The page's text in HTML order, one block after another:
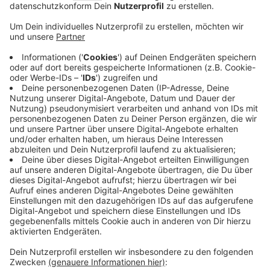
Leverkusen.
Veröffentlicht:Montag, 05.09.2022 06:41
Anzeige
Sie sind mit einer elektro-hydraulischen Trage und
einem luftgefederten Tragetisch ausgestattet und
sind komplett baugleich. Das macht es den
Mitarbeitern des Rettungsdienstes sehr viel einfacher,
denn sie können ohne Einweisung jederzeit von einem
auf das andere Fahrzeug wechseln. Auch für die
Zukunft wurde bei den neuen Wagen mitgedacht:
Funktionen wie ein Telefonarztsystem und eine mobile
Datenerfassung können jederzeit nachgerüstet
werden.
Anzeige